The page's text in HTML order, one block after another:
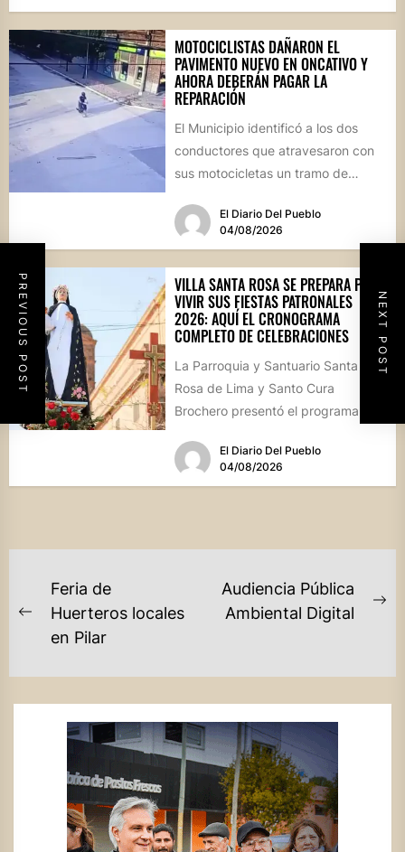
PREVIOUS POST NEXT POST
MOTOCICLISTAS DAÑARON EL
PAVIMENTO NUEVO EN ONCATIVO Y
AHORA DEBERÁN PAGAR LA
REPARACIÓN
El Municipio identificó a los dos
conductores que atravesaron con
sus motocicletas un tramo de
calle...
El Diario Del Pueblo
04/08/2026
VILLA SANTA ROSA SE PREPARA PARA
VIVIR SUS FIESTAS PATRONALES
2026: AQUÍ EL CRONOGRAMA
COMPLETO DE CELEBRACIONES
La Parroquia y Santuario Santa
Rosa de Lima y Santo Cura
Brochero presentó el programa
El Diario Del Pueblo
04/08/2026
NAVEGACIÓN
DE
ENTRADAS
Previous
post:
Feria de
Huerteros locales
en Pilar
Audiencia Pública
Ambiental Digital